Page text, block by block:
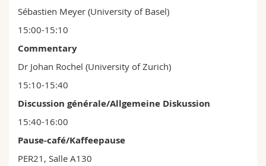
Sébastien Meyer (University of Basel)
15:00-15:10
Commentary
Dr Johan Rochel (University of Zurich)
15:10-15:40
Discussion générale/Allgemeine Diskussion
15:40-16:00
Pause-café/Kaffeepause
PER21, Salle A130